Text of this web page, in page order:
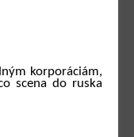
korporáciám,
scena do ruska